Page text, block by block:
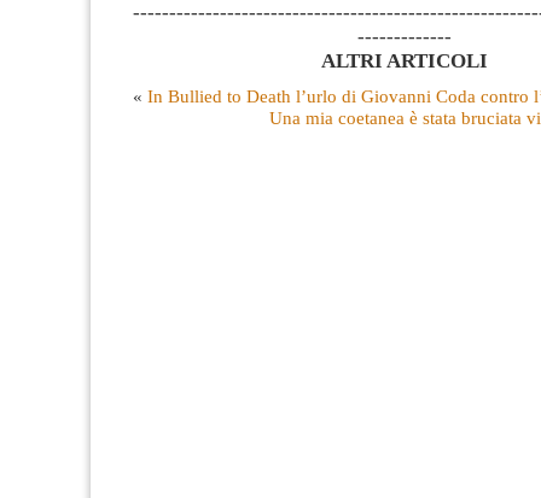
-------------
ALTRI ARTICOLI
« In Bullied to Death l’urlo di Giovanni Coda contro
Una mia coetanea è stata bruciata